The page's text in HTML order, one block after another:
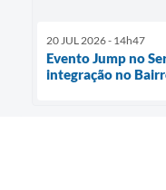
20 JUL 2026 - 14h47
Evento Jump no
integração no